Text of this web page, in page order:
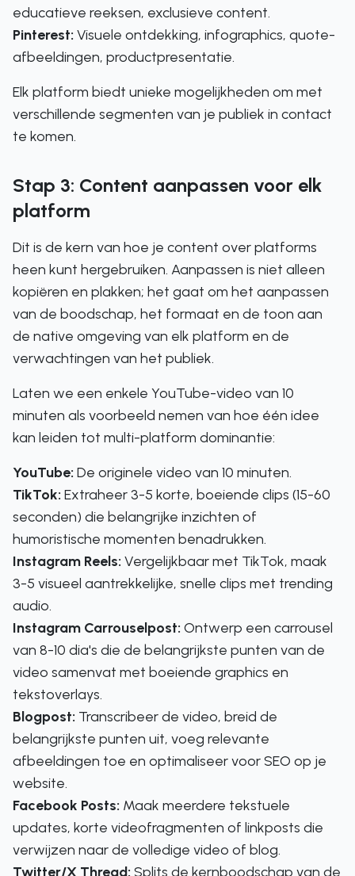
educatieve reeksen, exclusieve content.
Pinterest: Visuele ontdekking, infographics, quote-
afbeeldingen, productpresentatie.
Elk platform biedt unieke mogelijkheden om met
verschillende segmenten van je publiek in contact
te komen.
Stap 3: Content aanpassen voor elk
platform
Dit is de kern van hoe je content over platforms
heen kunt hergebruiken. Aanpassen is niet alleen
kopiëren en plakken; het gaat om het aanpassen
van de boodschap, het formaat en de toon aan
de native omgeving van elk platform en de
verwachtingen van het publiek.
Laten we een enkele YouTube-video van 10
minuten als voorbeeld nemen van hoe één idee
kan leiden tot multi-platform dominantie:
YouTube: De originele video van 10 minuten.
TikTok: Extraheer 3-5 korte, boeiende clips (15-60
seconden) die belangrijke inzichten of
humoristische momenten benadrukken.
Instagram Reels: Vergelijkbaar met TikTok, maak
3-5 visueel aantrekkelijke, snelle clips met trending
audio.
Instagram Carrouselpost: Ontwerp een carrousel
van 8-10 dia's die de belangrijkste punten van de
video samenvat met boeiende graphics en
tekstoverlays.
Blogpost: Transcribeer de video, breid de
belangrijkste punten uit, voeg relevante
afbeeldingen toe en optimaliseer voor SEO op je
website.
Facebook Posts: Maak meerdere tekstuele
updates, korte videofragmenten of linkposts die
verwijzen naar de volledige video of blog.
Twitter/X Thread: Splits de kernboodschap van de